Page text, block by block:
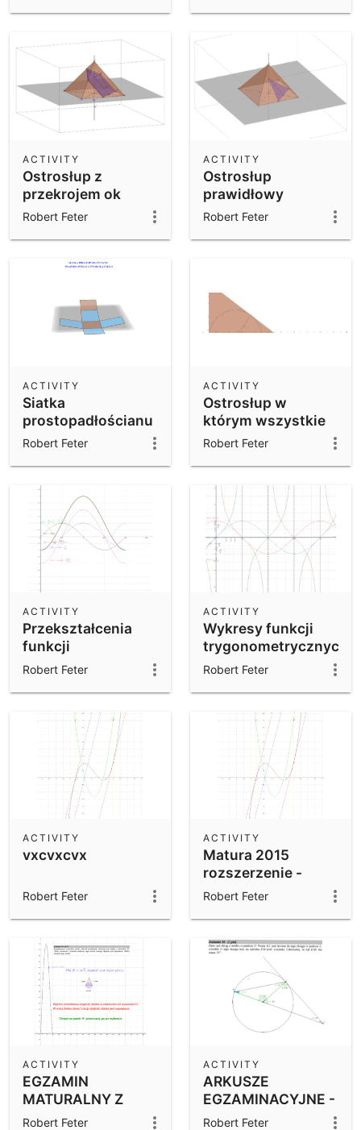
Ostrosłup z
przekrojem ok
ACTIVITY
Robert Feter
Ostrosłup
prawidłowy
czworokątny
ACTIVITY
Robert Feter
Siatka
prostopadłościanu
prawidłowego
ACTIVITY
Robert Feter
Ostrosłup w
którym wszystkie
ściany są
płaszczy
ACTIVITY
Robert Feter
Przekształcenia
funkcji
trygonometrycznej
ACTIVITY
Robert Feter
Wykresy funkcji
trygonometrycznych
ACTIVITY
Robert Feter
vxcvxcvx
ACTIVITY
Robert Feter
Matura 2015
rozszerzenie -
zadanie 12
ACTIVITY
Robert Feter
EGZAMIN
MATURALNY Z
MATEMATYKI 2015
ACTIVITY
Robert Feter
ARKUSZE
EGZAMINACYJNE -
MATURA 2015
ACTIVITY
Robert Feter